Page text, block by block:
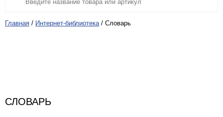
Главная / Интернет-библиотека / Словарь
СЛОВАРЬ